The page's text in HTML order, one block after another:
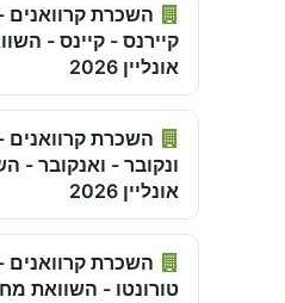
קיירנס - קיינס -
אונליין 2026
ונקובר - ואנקובר -
אונליין 2026
טורונטו - השוואת